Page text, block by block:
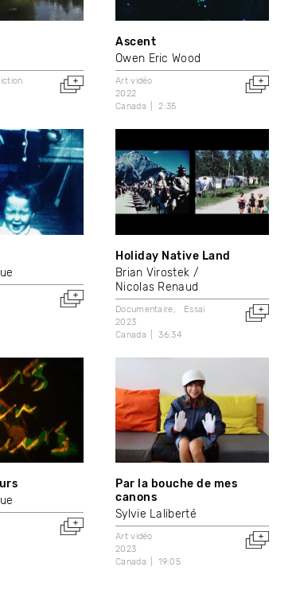
Ascent
Owen Eric Wood
Art vidéo
2022
Canada
2:35
Holiday Native Land
Brian Virostek
Nicolas Renaud
Documentaire
Essai
2023
Canada
36:34
Par la bouche de mes
canons
Sylvie Laliberté
Art vidéo
2023
Canada
19:05